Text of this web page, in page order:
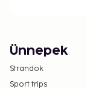
Ünnepek
Strandok
Sport trips